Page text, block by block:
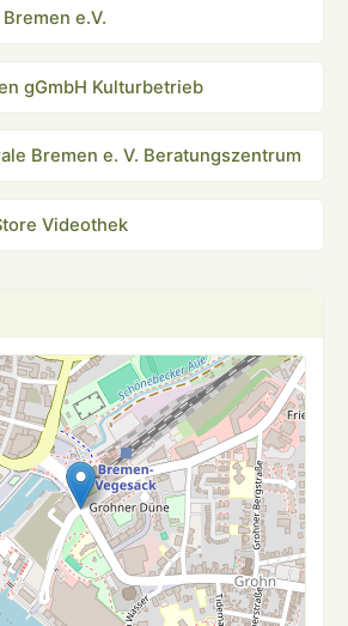
e.V.
gGmbH Kulturbetrieb
Bremen e. V. Beratungszentrum
Videothek